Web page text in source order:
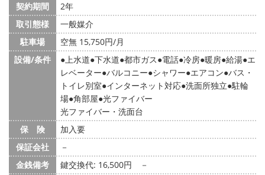
契約期間
2年
取引態様
一般媒介
駐車場
空無 15,750円/月
設備/条件
上水道 下水道 都市ガス 電話 冷房 暖房 給湯 エ
レベーター バルコニー シャワー エアコン バス・
トイレ別室 インターネット対応 洗面所独立 駐輪
場 角部屋 光ファイバー
光ファイバー・洗面台
保 険
加入要
保証会社
－
金銭備考
鍵交換代: 16,500円
－